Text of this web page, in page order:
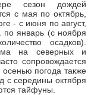
сезон дождей
с мая по октябрь,
- с июня по август,
по январь (с ноября
осадков).
на северных и
сопровождается
погода также
с середины октября
тайфуны.